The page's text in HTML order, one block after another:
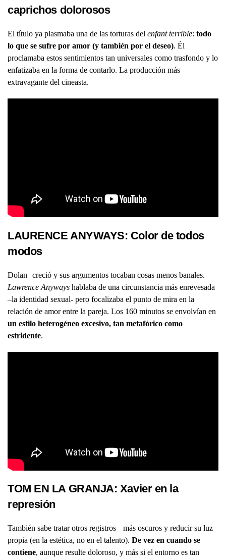
caprichos dolorosos
El título ya plasmaba una de las torturas del enfant terrible: todo
lo que se sufre por amor (y también por el deseo). Él
proclamaba estos sentimientos tan universales como trasfondo y lo
enfatizaba en la forma de contarlo. La producción más
extravagante del cineasta.
LAURENCE ANYWAYS: Color de todos
modos
Dolan
creció y sus argumentos tocaban cosas menos banales.
Lawrence Anyways hablaba de una circunstancia más enrevesada
–la identidad sexual- pero focalizaba el punto de mira en la
relación de amor entre la pareja. Los 160 minutos se envolvían en
un estilo heterogéneo excesivo, tan metafórico como
estridente.
TOM EN LA GRANJA: Xavier en la
represión
También sabe tratar otros registros
más oscuros y reducir su luz
propia (en la estética, no en el talento). De vez en cuando se
contiene, aunque resulte doloroso, y más si el entorno es tan